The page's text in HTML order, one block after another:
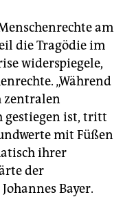
am
die Tragödie im
widerspiegele,
„Während
zentralen
gestiegen ist, tritt
mit Füßen
ihrer
der
Bayer.